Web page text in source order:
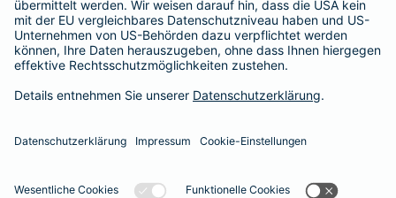
365 Tage / 24 Stunden